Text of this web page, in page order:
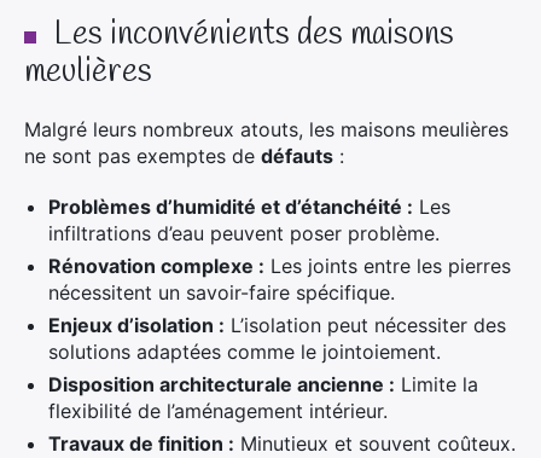
Les inconvénients des maisons
meulières
Malgré leurs nombreux atouts, les maisons meulières
ne sont pas exemptes de défauts :
Problèmes d’humidité et d’étanchéité : Les
infiltrations d’eau peuvent poser problème.
Rénovation complexe : Les joints entre les pierres
nécessitent un savoir-faire spécifique.
Enjeux d’isolation : L’isolation peut nécessiter des
solutions adaptées comme le jointoiement.
Disposition architecturale ancienne : Limite la
flexibilité de l’aménagement intérieur.
Travaux de finition : Minutieux et souvent coûteux.